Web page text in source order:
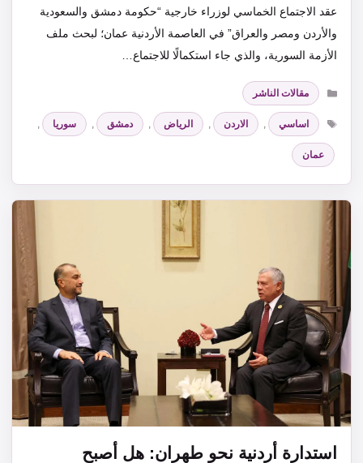
عقد الاجتماع الخماسي لوزراء خارجية “حكومة دمشق والسعودية
والأردن ومصر والعراق” في العاصمة الأردنية عمان؛ لبحث ملف
الأزمة السورية، والذي جاء استكمالًا للاجتماع…
التصنيفات
مقالات الناشر
الوسوم
اساسي , الاردن , الرياض , دمشق , سوريا ,
عمان
استدارة أردنية نحو طهران: هل أصبح